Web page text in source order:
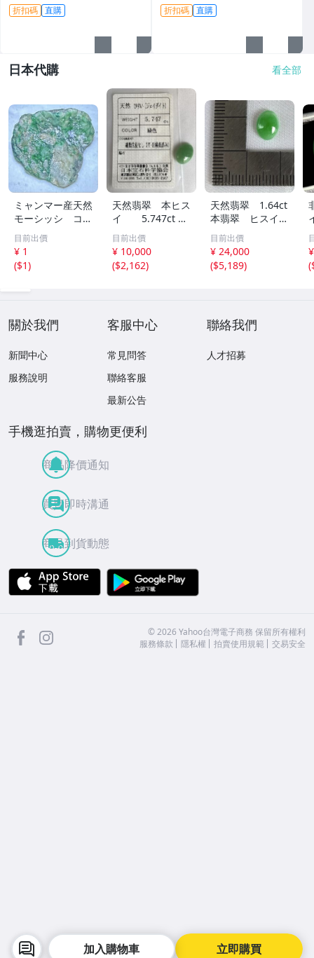
立即購買
加入購物車
收藏機會 翡翠 原石 番茄
折扣碼 直購
收藏。危地馬拉 翡翠 拍賣
折扣碼 直購
日本代購 看全部
ミャンマー産天然
モーシッシ コス
モクロア 翡翠輝
石 原石20.16g^
^激レア石^ ^
目前出價
¥ 1
($1)
天然翡翠 本ヒス
イ 5.747ct 日
宝協ソーティン
グ ルース
天然ひすい
目前出價
¥ 10,000
($2,162)
天然翡翠 1.64ct
本翡翠 ヒスイ
ジェイダイト ル
ース
目前出價
¥ 24,000
($5,189)
(
關於我們
新聞中心
服務說明
客服中心
常見問答
聯絡客服
最新公告
聯絡我們
人才招募
手機逛拍賣，購物更便利
商品降價通知
買賣即時溝通
商品到貨動態
APP Store
facebook ©2026 Yahoo台灣電子商務 保留所有權利
服務條款
隱私權 拍賣使用規範 交易安全